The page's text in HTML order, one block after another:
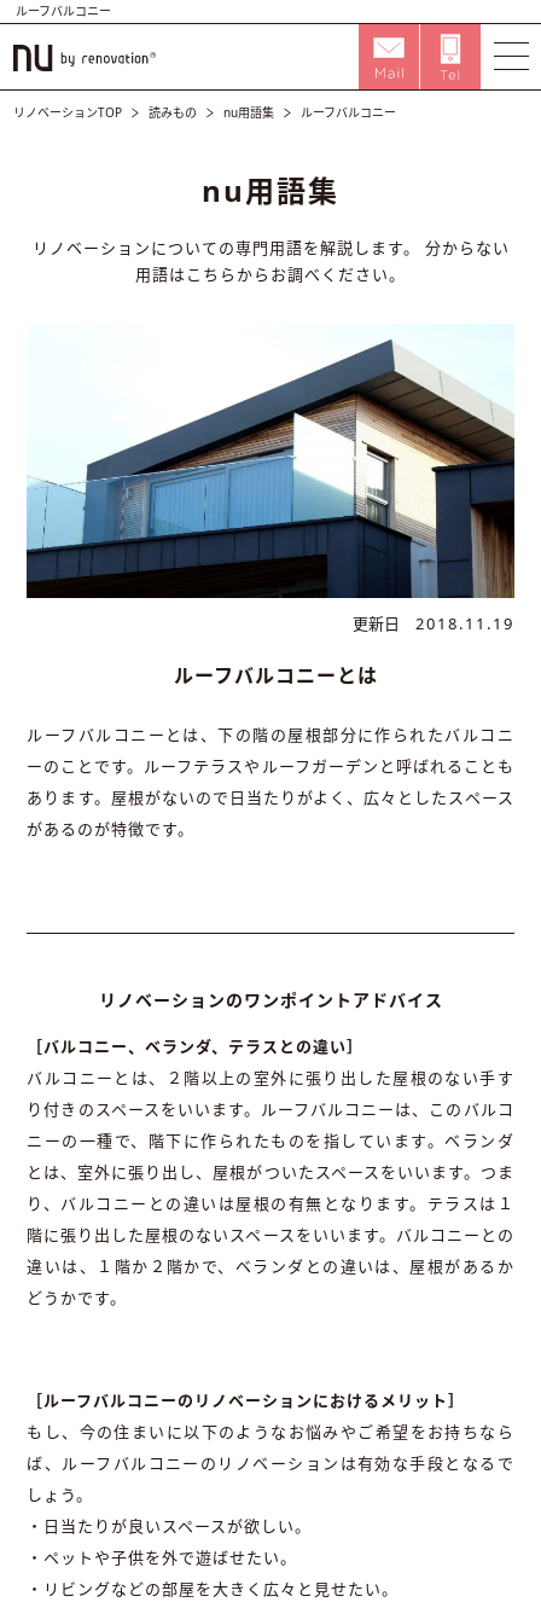
ルーフバルコニー
リノベーションTOP 読みもの nu用語集 ルーフバルコニー
nu用語集
リノベーションについての専門用語を解説します。
分からない
用語はこちらからお調べください。
更新日 2018.11.19
ルーフバルコニーとは
ルーフバルコニーとは、下の階の屋根部分に作られたバルコニ
ーのことです。ルーフテラスやルーフガーデンと呼ばれることも
あります。屋根がないので日当たりがよく、広々としたスペース
があるのが特徴です。
リノベーションのワンポイントアドバイス
［バルコニー、ベランダ、テラスとの違い］
バルコニーとは、２階以上の室外に張り出した屋根のない手す
り付きのスペースをいいます。ルーフバルコニーは、このバルコ
ニーの一種で、階下に作られたものを指しています。ベランダ
とは、室外に張り出し、屋根がついたスペースをいいます。つま
り、バルコニーとの違いは屋根の有無となります。テラスは１
階に張り出した屋根のないスペースをいいます。バルコニーとの
違いは、１階か２階かで、ベランダとの違いは、屋根があるか
どうかです。
［ルーフバルコニーのリノベーションにおけるメリット］
もし、今の住まいに以下のようなお悩みやご希望をお持ちなら
ば、ルーフバルコニーのリノベーションは有効な手段となるで
しょう。
・日当たりが良いスペースが欲しい。
・ペットや子供を外で遊ばせたい。
・リビングなどの部屋を大きく広々と見せたい。